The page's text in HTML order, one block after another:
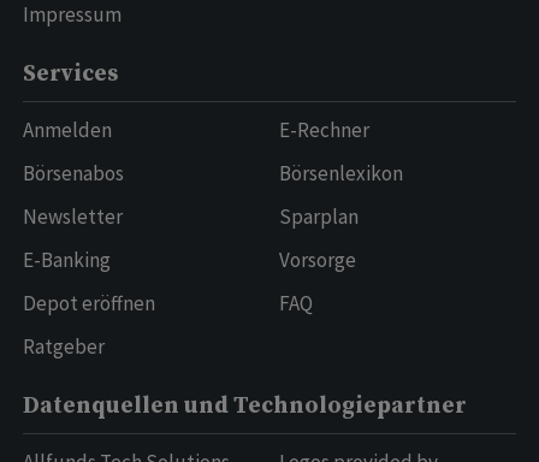
Impressum
Services
Anmelden
Börsenabos
Newsletter
E-Banking
Depot eröffnen
Ratgeber
E-Rechner
Börsenlexikon
Sparplan
Vorsorge
FAQ
Datenquellen und Technologiepartner